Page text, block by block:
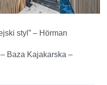
styl” – Hörman
Baza Kajakarska –